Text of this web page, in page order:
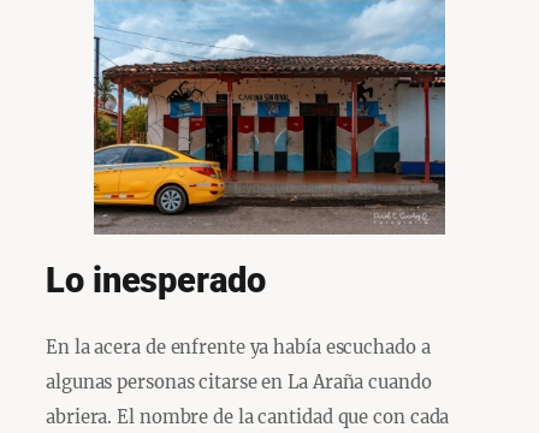
Lo inesperado
En la acera de enfrente ya había escuchado a
algunas personas citarse en La Araña cuando
abriera. El nombre de la cantidad que con cada